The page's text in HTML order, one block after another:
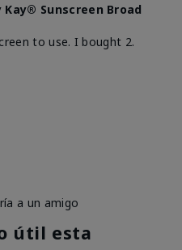
Sunscreen Broad
to use. I bought 2.
a un amigo
útil esta